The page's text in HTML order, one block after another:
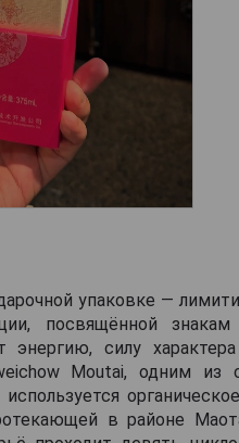
упаковке —
посвящённой
энергию, силу
Moutai, одним из
в районе